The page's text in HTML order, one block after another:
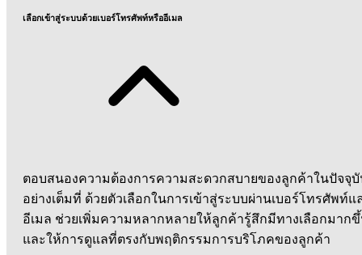
เลือกเข้าสู่ระบบด้วยเบอร์โทรศัพท์หรืออีเมล
ตอบสนองความต้องการความสะดวกสบายของลูกค้าในปัจจุ
อย่างเต็มที่ ด้วยตัวเลือกในการเข้าสู่ระบบผ่านเบอร์โทรศัพท์แ
อีเมล ช่วยเพิ่มความหลากหลายให้ลูกค้ารู้สึกมีทางเลือกมาก
และให้การดูแลที่ตรงกับพฤติกรรมการบริโภคของลูกค้า